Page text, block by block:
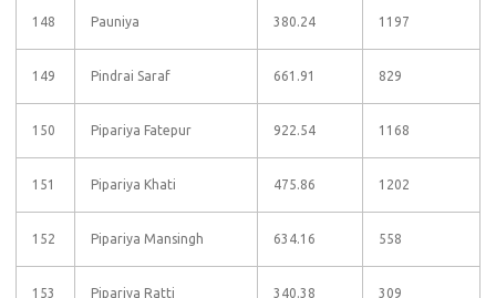
148 Pauniya 380.24 1197
149 Pindrai Saraf 661.91 829
150 Pipariya Fatepur 922.54 1168
151 Pipariya Khati 475.86 1202
152 Pipariya Mansingh 634.16 558
153 Pipariya Ratti 340.38 309